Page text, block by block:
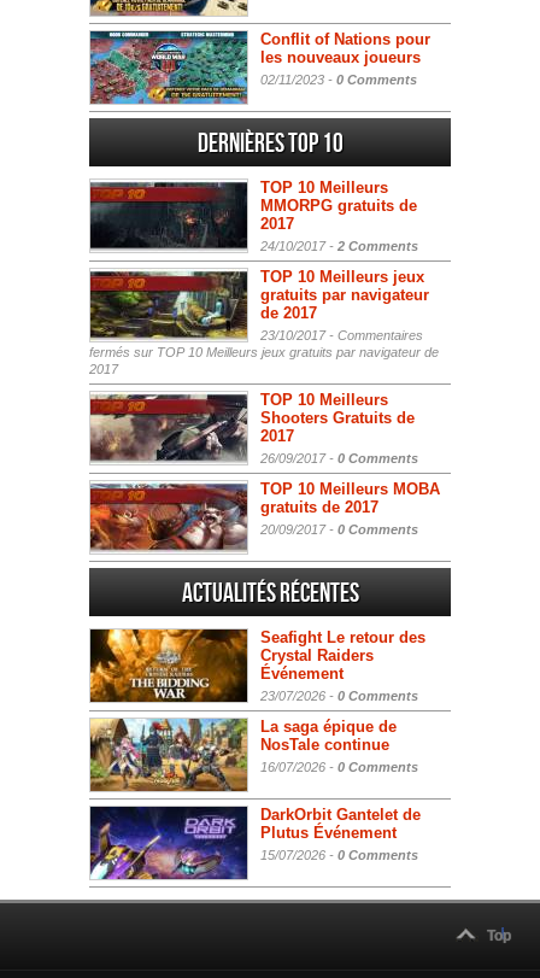
Conflit of Nations pour
les nouveaux joueurs
02/11/2023 - 0 Comments
Dernières Top 10
TOP 10 Meilleurs
MMORPG gratuits de
2017
24/10/2017 - 2 Comments
TOP 10 Meilleurs jeux
gratuits par navigateur
de 2017
23/10/2017 - Commentaires
fermés sur TOP 10 Meilleurs jeux gratuits par navigateur de
2017
TOP 10 Meilleurs
Shooters Gratuits de
2017
26/09/2017 - 0 Comments
TOP 10 Meilleurs MOBA
gratuits de 2017
20/09/2017 - 0 Comments
Actualités Récentes
Seafight Le retour des
Crystal Raiders
Événement
23/07/2026 - 0 Comments
La saga épique de
NosTale continue
16/07/2026 - 0 Comments
DarkOrbit Gantelet de
Plutus Événement
15/07/2026 - 0 Comments
Top